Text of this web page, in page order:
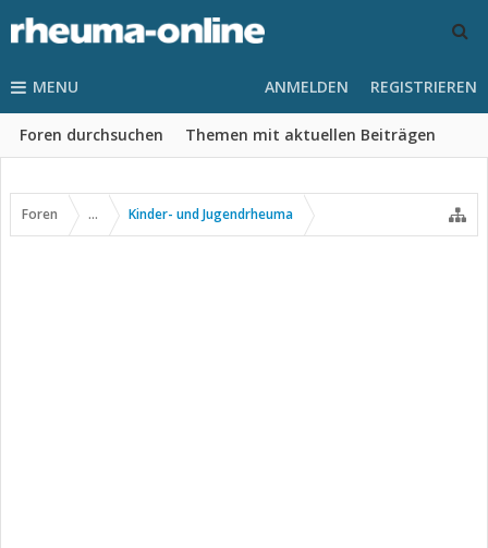
MENU
Foren durchsuchen Themen mit aktuellen Beiträgen
ANMELDEN REGISTRIEREN
Foren ... Kinder- und Jugendrheuma